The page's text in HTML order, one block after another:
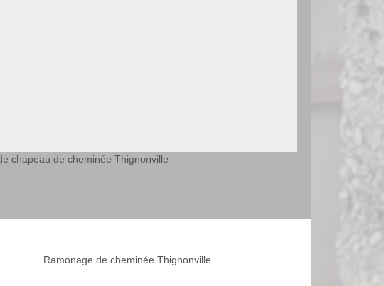
chapeau de cheminée Thignonville
Ramonage de cheminée Thignonville